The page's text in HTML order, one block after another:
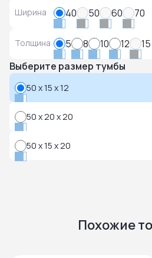
Ширина 40 50 60 70
Толщина 5 8 10 12
15
Выберите размер тумбы
50 x 15 x 12
50 x 20 x 20
50 x 15 x 20
Похожие